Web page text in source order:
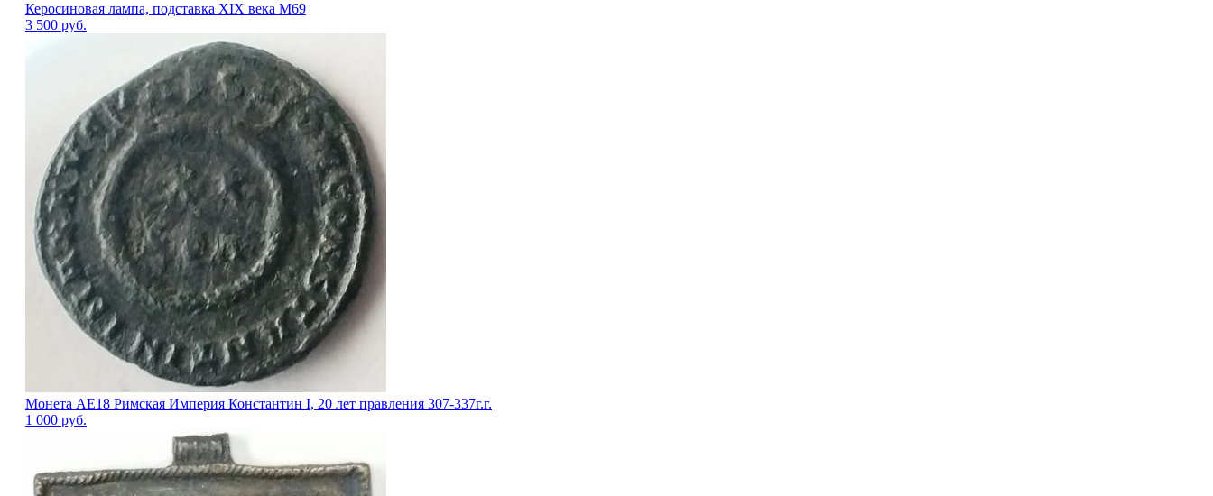
Керосиновая лампа, подставка XIX века М69
3 500 руб.
Монета АЕ18 Римская Империя Константин I, 20 лет правления 307-337г.г.
1 000 руб.